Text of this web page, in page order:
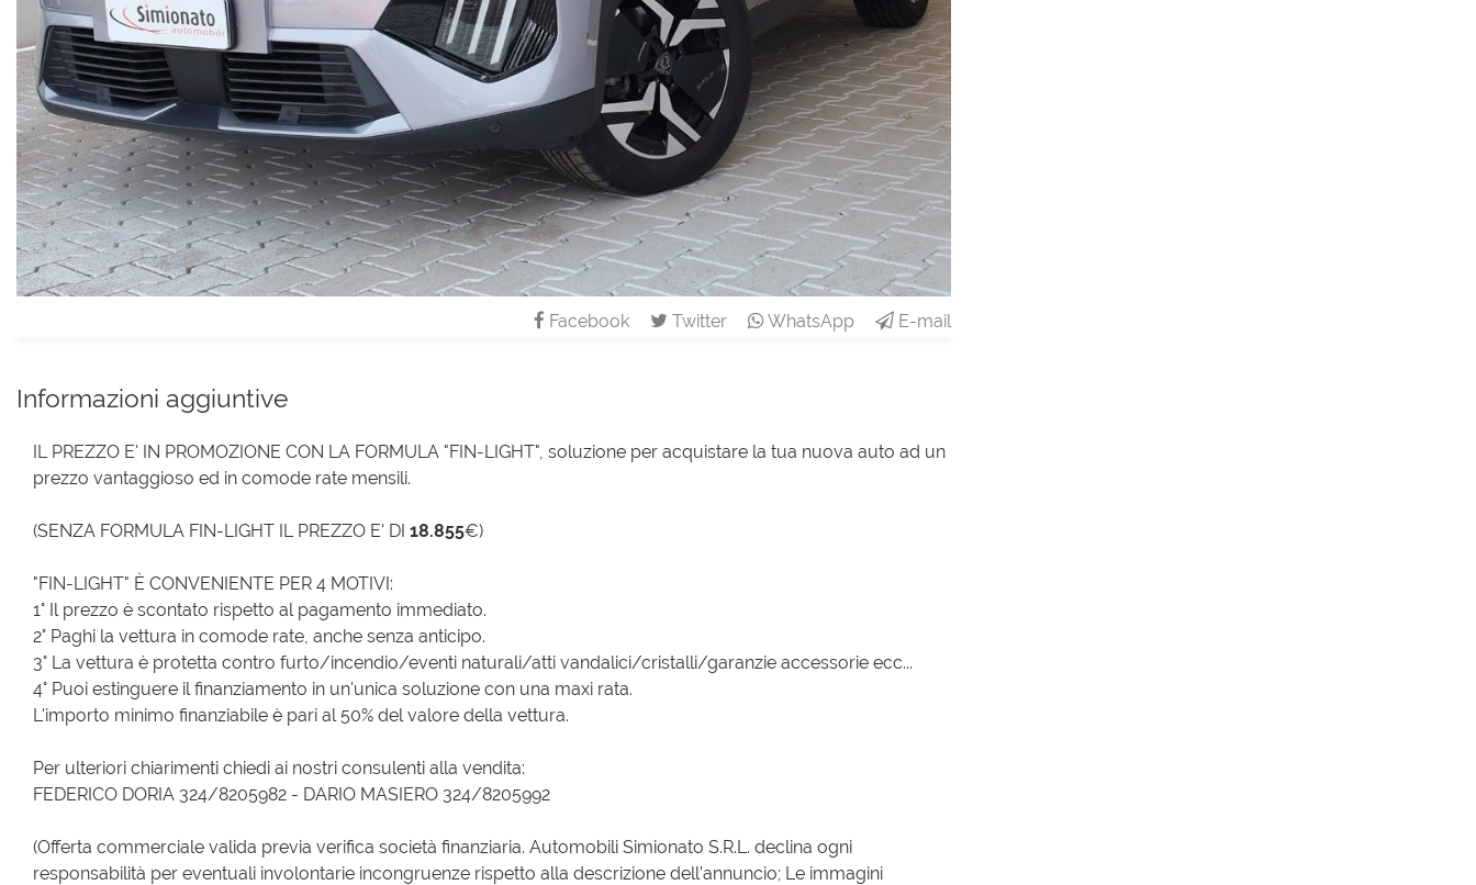
Facebook Twitter WhatsApp E-mail
Informazioni aggiuntive
IL PREZZO E' IN PROMOZIONE CON LA FORMULA "FIN-LIGHT", soluzione per acquistare la tua nuova auto ad un
prezzo vantaggioso ed in comode rate mensili.
(SENZA FORMULA FIN-LIGHT IL PREZZO E' DI 18.855€)
"FIN-LIGHT" È CONVENIENTE PER 4 MOTIVI:
1° Il prezzo è scontato rispetto al pagamento immediato.
2° Paghi la vettura in comode rate, anche senza anticipo.
3° La vettura è protetta contro furto/incendio/eventi naturali/atti vandalici/cristalli/garanzie accessorie ecc...
4° Puoi estinguere il finanziamento in un'unica soluzione con una maxi rata.
L'importo minimo finanziabile è pari al 50% del valore della vettura.
Per ulteriori chiarimenti chiedi ai nostri consulenti alla vendita:
FEDERICO DORIA 324/8205982 - DARIO MASIERO 324/8205992
(Offerta commerciale valida previa verifica società finanziaria. Automobili Simionato S.R.L. declina ogni
responsabilità per eventuali involontarie incongruenze rispetto alla descrizione dell’annuncio; Le immagini